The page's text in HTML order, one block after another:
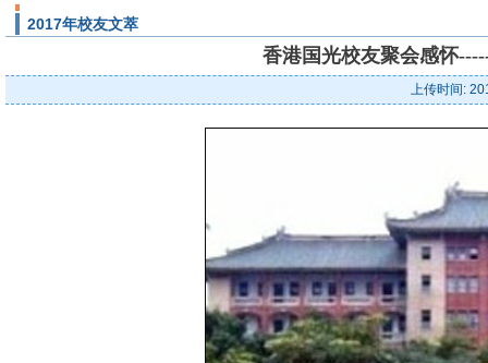
2017年校友文萃
香港国光校友聚会感怀
上传时间: